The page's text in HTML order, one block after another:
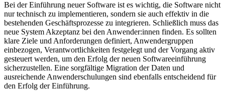
Bei der Einführung neuer Software ist es wichtig, die Software nicht
nur technisch zu implementieren, sondern sie auch effektiv in die
bestehenden Geschäftsprozesse zu integrieren. Schließlich muss das
neue System Akzeptanz bei den Anwender:innen finden. Es sollten
klare Ziele und Anforderungen definiert, Anwendergruppen
einbezogen, Verantwortlichkeiten festgelegt und der Vorgang aktiv
gesteuert werden, um den Erfolg der neuen Softwareeinführung
sicherzustellen. Eine sorgfältige Migration der Daten und
ausreichende Anwenderschulungen sind ebenfalls entscheidend für
den Erfolg der Einführung.